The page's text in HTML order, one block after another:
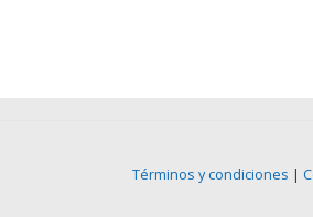
Términos y condiciones |